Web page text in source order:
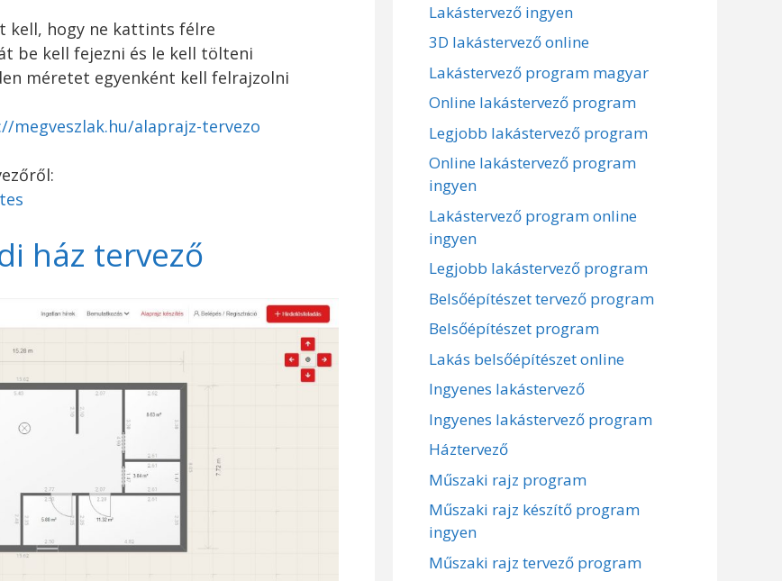
kell, hogy ne kattints félre
be kell fejezni és le kell tölteni
méretet egyenként kell felrajzolni
megveszlak.hu/alaprajz-tervezo
ház tervező
Lakástervező ingyen
3D lakástervező online
Lakástervező program magyar
Online lakástervező program
Legjobb lakástervező program
Online lakástervező program
ingyen
Lakástervező program online
ingyen
Legjobb lakástervező program
Belsőépítészet tervező program
Belsőépítészet program
Lakás belsőépítészet online
Ingyenes lakástervező
Ingyenes lakástervező program
Háztervező
Műszaki rajz program
Műszaki rajz készítő program
ingyen
Műszaki rajz tervező program